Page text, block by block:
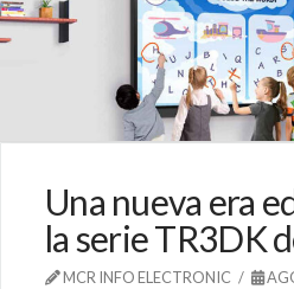
Una nueva era
la serie TR3DK
MCR INFO ELECTRONIC